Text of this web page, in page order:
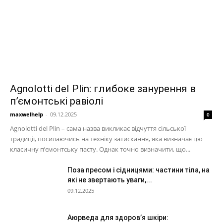
Agnolotti del Plin: глибоке занурення в
п’ємонтські равіолі
maxwelhelp - 09.12.2025 0
Agnolotti del Plin – сама назва викликає відчуття сільської
традиції, посилаючись на техніку затискання, яка визначає цю
класичну п’ємонтську пасту. Однак точно визначити, що...
Поза пресом і сідницями: частини тіла, на
які не звертають уваги,...
09.12.2025
Аюрведа для здоров’я шкіри: